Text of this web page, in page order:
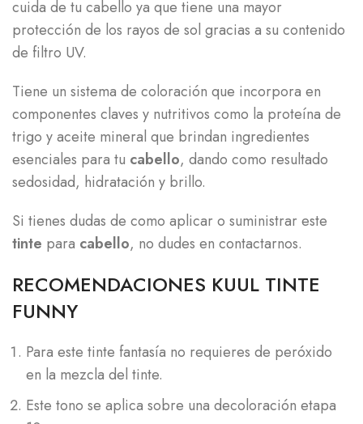
cuida de tu cabello ya que tiene una mayor
protección de los rayos de sol gracias a su contenido
de filtro UV.
Tiene un sistema de coloración que incorpora en
componentes claves y nutritivos como la proteína de
trigo y aceite mineral que brindan ingredientes
esenciales para tu cabello, dando como resultado
sedosidad, hidratación y brillo.
Si tienes dudas de como aplicar o suministrar este
tinte para cabello, no dudes en contactarnos.
RECOMENDACIONES KUUL TINTE
FUNNY
Para este tinte fantasía no requieres de peróxido
en la mezcla del tinte.
Este tono se aplica sobre una decoloración etapa